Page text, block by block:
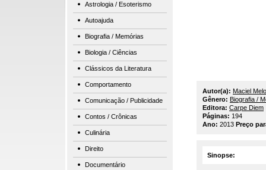
Astrologia / Esoterismo
Autoajuda
Biografia / Memórias
Biologia / Ciências
Clássicos da Literatura
Comportamento
Comunicação / Publicidade
Contos / Crônicas
Culinária
Direito
Documentário
Autor(a): Maciel Melo
Gênero: Biografia /
Editora: Carpe Diem
Páginas: 194
Ano: 2013 Preço
Sinopse: